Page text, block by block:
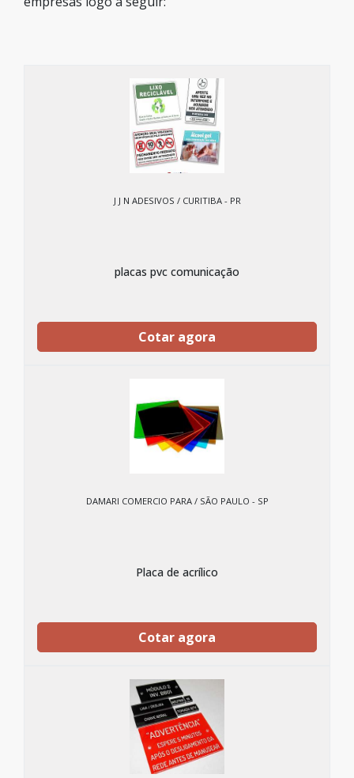
J J N ADESIVOS / CURITIBA - PR
placas pvc comunicação
Cotar agora
DAMARI COMERCIO PARA / SÃO PAULO - SP
Placa de acrílico
Cotar agora